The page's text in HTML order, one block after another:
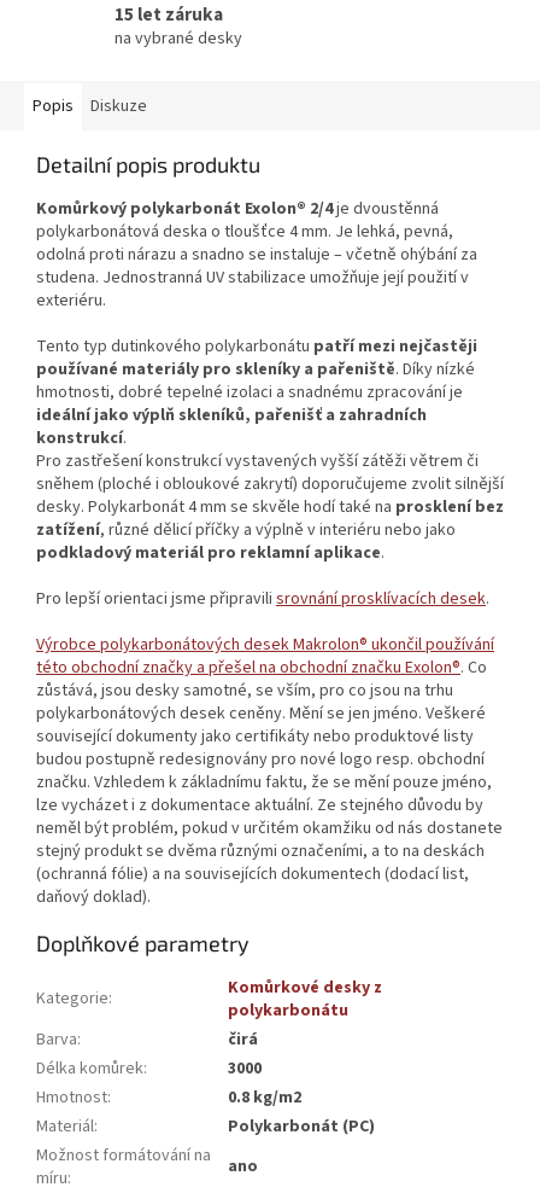
15 let záruka
na vybrané desky
Popis Diskuze
Detailní popis produktu
Komůrkový polykarbonát Exolon® 2/4je dvoustěnná
polykarbonátová deska o tloušťce 4 mm. Je lehká, pevná,
odolná proti nárazu a snadno se instaluje – včetně ohýbání za
studena. Jednostranná UV stabilizace umožňuje její použití v
exteriéru.
Tento typ dutinkového polykarbonátu patří mezi nejčastěji
používané materiály pro skleníky a pařeniště. Díky nízké
hmotnosti, dobré tepelné izolaci a snadnému zpracování je
ideální jako výplň skleníků, pařenišť a zahradních
konstrukcí.
Pro zastřešení konstrukcí vystavených vyšší zátěži větrem či
sněhem (ploché i obloukové zakrytí) doporučujeme zvolit silnější
desky. Polykarbonát 4 mm se skvěle hodí také na prosklení bez
zatížení, různé dělicí příčky a výplně v interiéru nebo jako
podkladový materiál pro reklamní aplikace.
Pro lepší orientaci jsme připravili srovnání prosklívacích desek.
Výrobce polykarbonátových desek Makrolon® ukončil používání
této obchodní značky a přešel na obchodní značku Exolon®. Co
zůstává, jsou desky samotné, se vším, pro co jsou na trhu
polykarbonátových desek ceněny. Mění se jen jméno. Veškeré
související dokumenty jako certifikáty nebo produktové listy
budou postupně redesignovány pro nové logo resp. obchodní
značku. Vzhledem k základnímu faktu, že se mění pouze jméno,
lze vycházet i z dokumentace aktuální. Ze stejného důvodu by
neměl být problém, pokud v určitém okamžiku od nás dostanete
stejný produkt se dvěma různými označeními, a to na deskách
(ochranná fólie) a na souvisejících dokumentech (dodací list,
daňový doklad).
Doplňkové parametry
Kategorie:
Komůrkové desky z
polykarbonátu
Barva:
čirá
Délka komůrek:
3000
Hmotnost:
0.8 kg/m2
Materiál:
Polykarbonát (PC)
Možnost formátování na
míru: ano